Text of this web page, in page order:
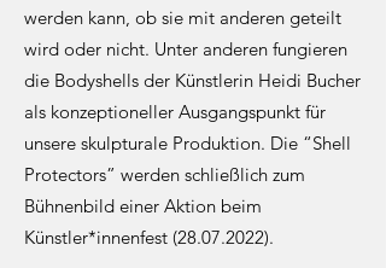
werden kann, ob sie mit anderen geteilt
wird oder nicht. Unter anderen fungieren
die Bodyshells der Künstlerin Heidi Bucher
als konzeptioneller Ausgangspunkt für
unsere skulpturale Produktion. Die “Shell
Protectors” werden schließlich zum
Bühnenbild einer Aktion beim
Künstler*innenfest (28.07.2022).